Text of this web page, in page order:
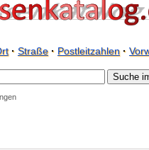
· Straße· Postleitzahlen·